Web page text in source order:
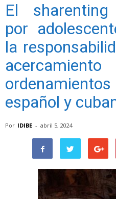
El sharenting
por
la
español y
Por IDIBE - abril 5, 2024